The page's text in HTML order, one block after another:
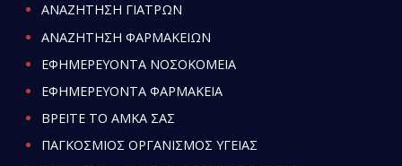
ΑΝΑΖΗΤΗΣΗ ΓΙΑΤΡΩΝ
ΑΝΑΖΗΤΗΣΗ ΦΑΡΜΑΚΕΙΩΝ
ΕΦΗΜΕΡΕΥΟΝΤΑ ΝΟΣΟΚΟΜΕΙΑ
ΕΦΗΜΕΡΕΥΟΝΤΑ ΦΑΡΜΑΚΕΙΑ
ΒΡΕΙΤΕ ΤΟ ΑΜΚΑ ΣΑΣ
ΠΑΓΚΟΣΜΙΟΣ ΟΡΓΑΝΙΣΜΟΣ ΥΓΕΙΑΣ